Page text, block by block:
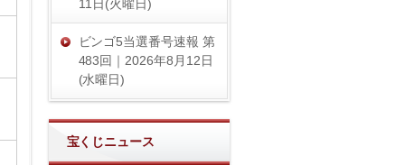
11日(火曜日)
ビンゴ5当選番号速報 第
483回｜2026年8月12日
(水曜日)
宝くじニュース